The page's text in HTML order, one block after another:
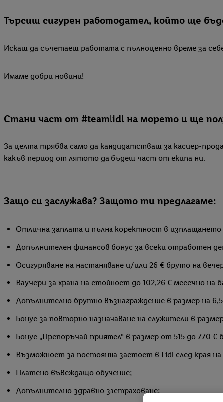
Търсиш сигурен работодател, който ще
Искаш да съчетаеш работата с пълноценно време за
Имаме добри новини!
Стани част от #teamlidl на морето и ще
За целта трябва само да кандидатстваш за касиер-
какъв период от лятото да бъдеш част от екипа ни.
Защо си заслужава? Защото ти предлагаме:
Отлична заплата и пълна коректност в изплащането
Допълнителен финансов бонус за всеки отработен
Осигуряване на настаняване и/или 26 € бруто на
Ваучери за храна на стойност до 102,26 € месечно на
Допълнително брутно възнаграждение в размер на
Бонус за повторно назначаване на служители в
Бонус „Препоръчай приятел“ в размер от 515 до 770 €
Възможност за постоянна заетост в Lidl след края на
Платено въвеждащо обучение;
Допълнително здравно застраховане;